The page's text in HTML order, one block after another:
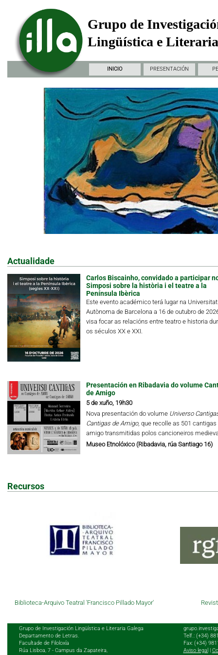
Grupo de
Lingüística e
INICIO PRESENTACIÓN
Actualidade
Carlos Biscainho, convidado a participar
Simposi sobre la història i el teatre a la
Península Ibèrica
Este evento académico terá lugar na Universitat
Autònoma de Barcelona a 16 de outubro de
visa focar as relacións entre teatro e historia
os séculos XX e XXI.
Presentación en Ribadavia do volume
de Amigo
5 de xuño, 19h30
Nova presentación do volume Universo
Cantigas de Amigo, que recolle as 501 cantigas
amigo transmitidas polos cancioneiros
Museo Etnolóxico (Ribadavia, rúa Santiago 16)
Recursos
Biblioteca-Arquivo Teatral 'Francisco Pillado Mayor'
Grupo de Investigación Lingüística e Literaria Galega
Departamento de Letras.
Facultade de Filoloxía
Rúa Lisboa, 7 - Campus da Zapateira,
Telf.: (+34)
Fax: (+34)
Aviso legal |